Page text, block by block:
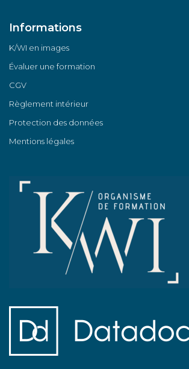
Informations
K/WI en images
Évaluer une formation
CGV
Règlement intérieur
Protection des données
Mentions légales